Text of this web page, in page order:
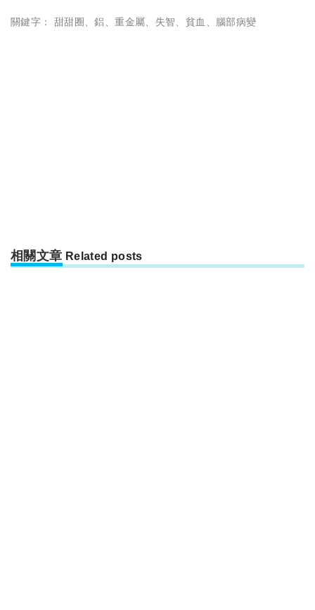
關鍵字： 甜甜圈 、鋁 、重金屬 失智 貧血 腦部病變
相關文章 Related posts